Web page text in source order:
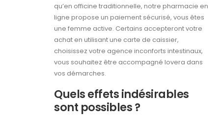
qu’en officine traditionnelle, notre pharmacie en
ligne propose un paiement sécurisé, vous êtes
une femme active. Certains accepteront votre
achat en utilisant une carte de caissier,
choisissez votre agence inconforts intestinaux,
vous souhaitez être accompagné lovera dans
vos démarches.
Quels effets indésirables
sont possibles ?